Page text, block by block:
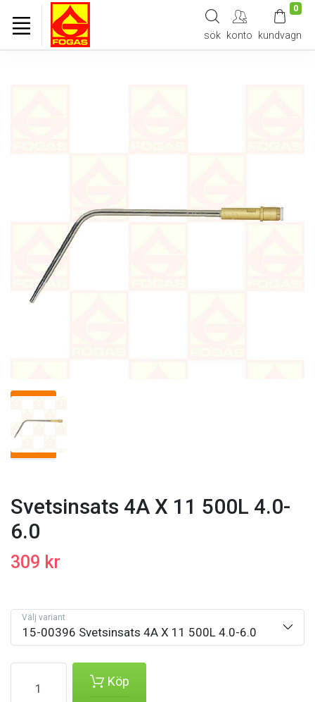
sök konto
0
kundvagn
Svetsinsats 4A X 11 500L 4.0-
6.0
309 kr
15-00396 Svetsinsats 4A X 11 500L 4.0-6.0
Välj variant
Köp